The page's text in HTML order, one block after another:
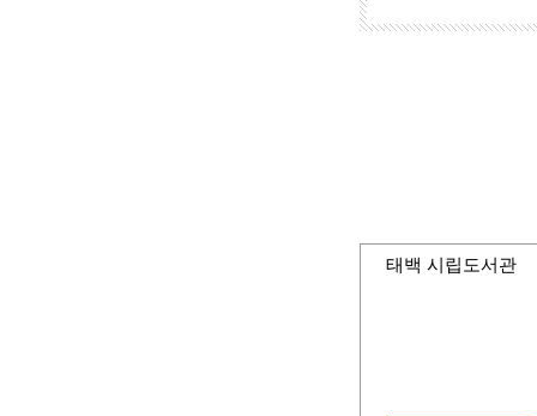
태백 시립도서관